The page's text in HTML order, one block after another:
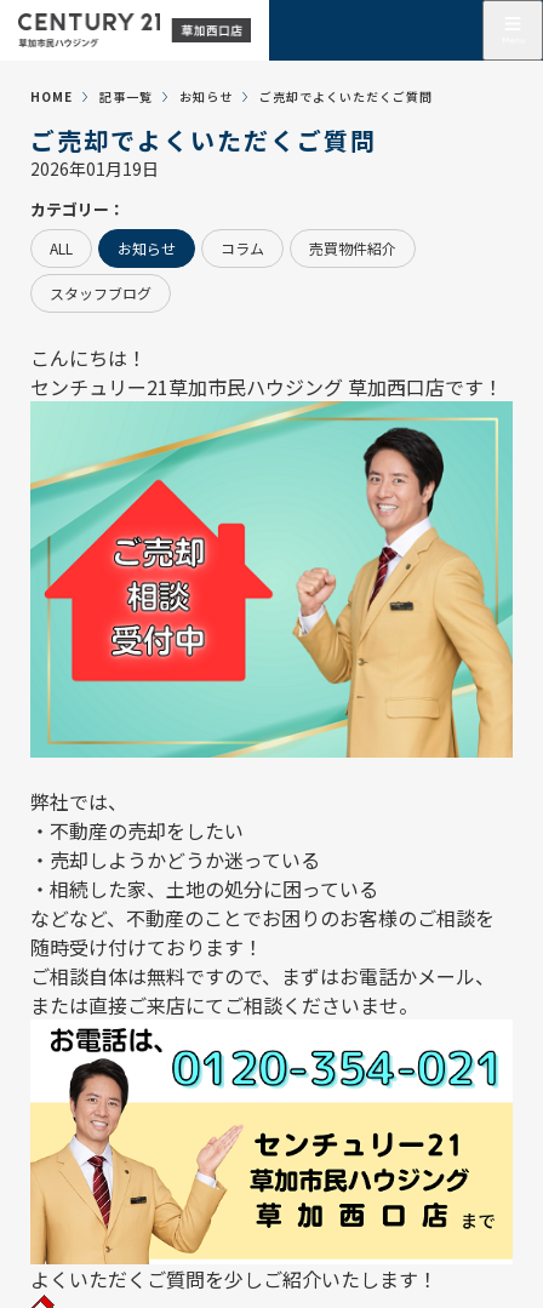
HOME 記事一覧 お知らせ ご売却でよくいただくご質問
ご売却でよくいただくご質問
2026年01月19日
カテゴリー：
ALL お知らせ コラム 売買物件紹介
スタッフブログ
こんにちは！
センチュリー21草加市民ハウジング 草加西口店です！
弊社では、
・不動産の売却をしたい
・売却しようかどうか迷っている
・相続した家、土地の処分に困っている
などなど、不動産のことでお困りのお客様のご相談を
随時受け付けております！
ご相談自体は無料ですので、まずはお電話かメール、
または直接ご来店にてご相談くださいませ。
よくいただくご質問を少しご紹介いたします！